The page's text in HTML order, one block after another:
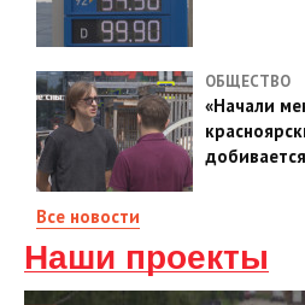
ОБЩЕСТВО
«Начали
Все новости
Наши проекты